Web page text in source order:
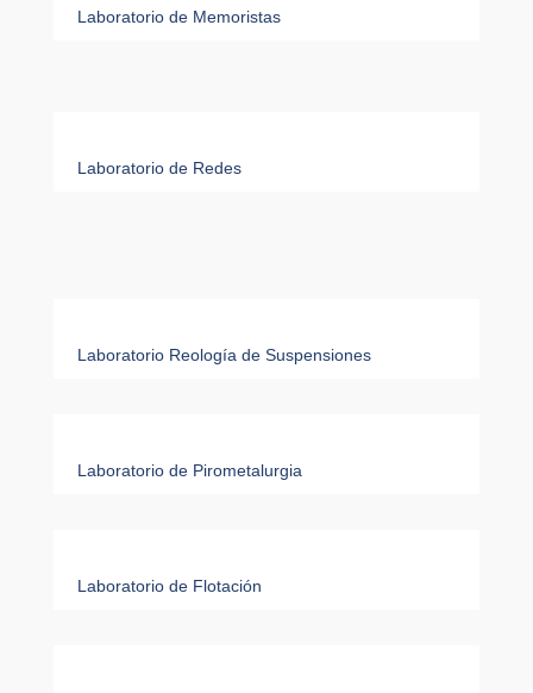
Laboratorio de Memoristas
Laboratorio de Redes
Laboratorio Reología de Suspensiones
Laboratorio de Pirometalurgia
Laboratorio de Flotación